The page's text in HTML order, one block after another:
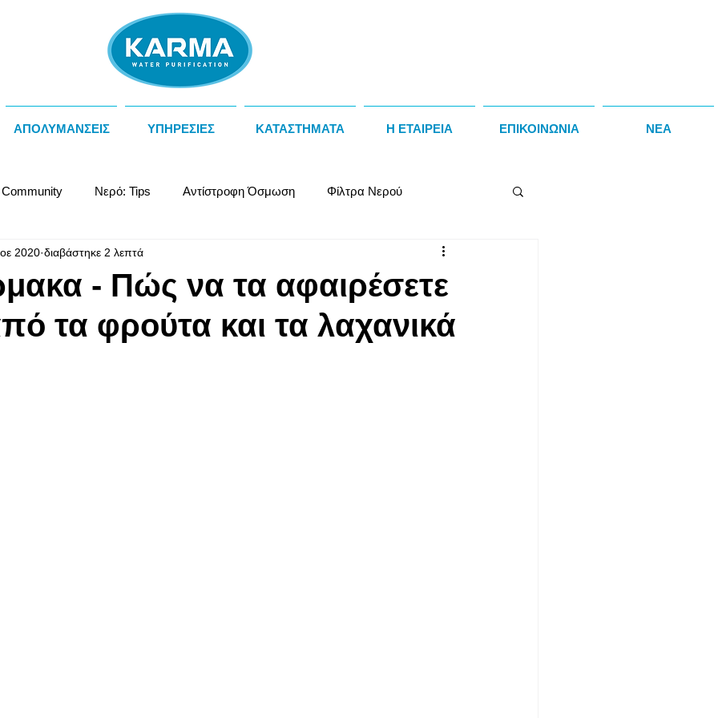
ΑΠΟΛΥΜΑΝΣΕΙΣ ΥΠΗΡΕΣΙΕΣ ΚΑΤΑΣΤΗΜΑΤΑ Η ΕΤΑΙΡΕΙΑ ΕΠΙΚΟΙΝΩΝΙΑ NEA
Community Νερό: Tips Αντίστροφη Όσμωση Φίλτρα Νερού
Θερμοψύκτες Νερού
Νερό Water Facts Υγεία TWR
- Πώς να τα αφαιρέσετε
τα φρούτα και τα λαχανικά
2020 διαβάστηκε 2 λεπτά